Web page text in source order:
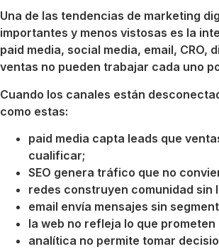
Una de las tendencias de marketing
importantes y menos vistosas es la
paid media, social media, email, CRO,
ventas no pueden trabajar cada uno
Cuando los canales están
como estas:
paid media capta leads que
cualificar;
SEO genera tráfico que no
redes construyen comunidad sin
email envía mensajes sin
la web no refleja lo que prometen
analítica no permite tomar